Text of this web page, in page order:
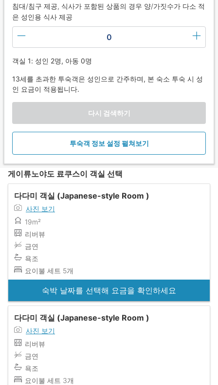
침대/침구 제공, 식사가 포함된 상품의 경우 양/가짓수가 다소 적
은 성인용 식사 제공
0
객실 1: 성인 2명, 아동 0명
13세를 초과한 투숙객은 성인으로 간주하며, 본 숙소 투숙 시 성
인 요금이 적용됩니다.
다시 검색하기
투숙객 정보 설정 펼쳐보기
게이류노야도 료쿠스이 객실 선택
다다미 객실 (Japanese-style Room )
사진 보기
19m²
리버뷰
금연
욕조
요이불 세트 5개
숙박 날짜를 선택해 요금을 확인하세요
다다미 객실 (Japanese-style Room )
사진 보기
리버뷰
금연
욕조
요이불 세트 3개